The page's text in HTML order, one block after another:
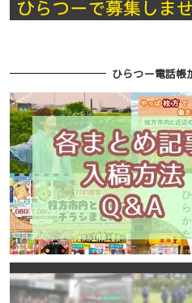
ひらつー電話帳